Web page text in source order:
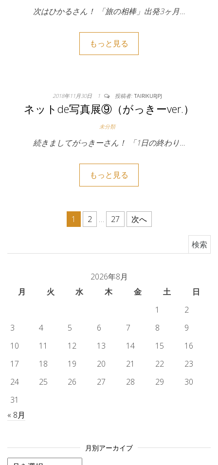
次はひかるさん！ 「旅の相棒」出発3ヶ月…
もっと見る
2018年11月30日 1 投稿者: TAIRIKURJPJ
ネットde写真展⑨（がっきーver.）
未分類
続きましてがっきーさん！ 「1日の終わり…
もっと見る
投稿のページ送り
1 2 … 27
次へ
2026年8月
月
火 水 木 金 土
日
1
2
3
4 5 6 7 8
9
10
11 12 13 14 15
16
17
18 19 20 21 22
23
24
25 26 27 28 29
30
31
« 8月
月別アーカイブ